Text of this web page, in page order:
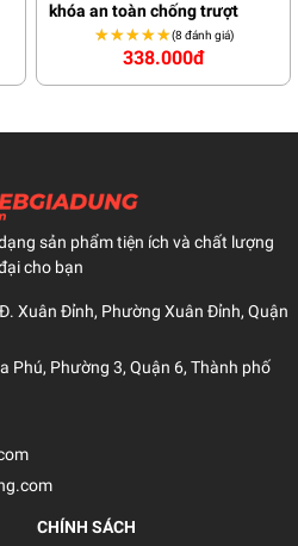
khóa an toàn chống trượt
★★★★★
★★★★★(8 đánh giá)
338.000đ
sản phẩm tiện ích và chất lượng
cho bạn
Xuân Đỉnh, Phường Xuân Đỉnh, Quận
Phú, Phường 3, Quận 6, Thành phố
CHÍNH SÁCH